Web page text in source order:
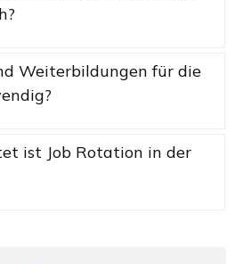
Weiterbildungen für die
ist Job Rotation in der